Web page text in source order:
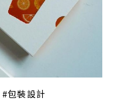
包裝設計